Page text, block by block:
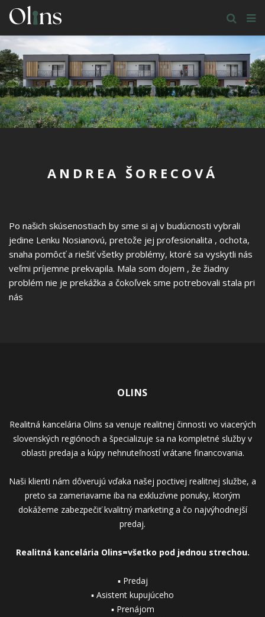
ANDREA ŠORECOVÁ
Po našich skúsenostiach by sme si aj v budúcnosti vybrali
jedine Lenku Nosianovú, pretože jej profesionalita , ochota,
snaha pomôcť a riešiť všetky problémy, ktoré sa vyskytli nás
veľmi príjemne prekvapila. Mala som dojem , že žiadny
problém nie je prekážka a čokoľvek sme potrebovali stala pri
nás
OLINS
Realitná kancelária Olins sa venuje realitnej činnosti vo viacerých
slovenských regiónoch a špecializuje sa na kompletné služby v
oblasti predaja a kúpy nehnuteľností vrátane financovania.
Naši klienti nám dôverujú vďaka našej poctivej realitnej službe, a
preto sa zameriavame iba na exkluzívne ponuky, ktorým
dokážeme zabezpečiť kvalitný marketing a čo najvýhodnejší
predaj.
Realitná kancelária Olins=všetko pod jednou strechou.
▪ Predaj
▪ Asistent kupujúceho
▪ Prenájom